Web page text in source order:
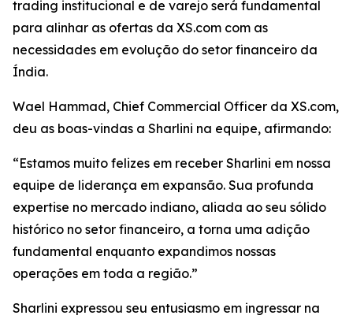
trading institucional e de varejo será fundamental
para alinhar as ofertas da XS.com com as
necessidades em evolução do setor financeiro da
Índia.
Wael Hammad, Chief Commercial Officer da XS.com,
deu as boas-vindas a Sharlini na equipe, afirmando:
“Estamos muito felizes em receber Sharlini em nossa
equipe de liderança em expansão. Sua profunda
expertise no mercado indiano, aliada ao seu sólido
histórico no setor financeiro, a torna uma adição
fundamental enquanto expandimos nossas
operações em toda a região.”
Sharlini expressou seu entusiasmo em ingressar na